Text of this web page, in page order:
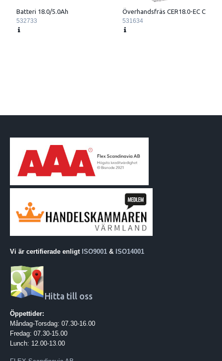
Batteri 18.0/5.0Ah
532733
Överhandsfräs CER18.0-EC C
531634
Vi är certifierade enligt ISO9001 & ISO14001
Hitta till oss
Öppettider:
Måndag-Torsdag: 07.30-16.00
Fredag: 07.30-15.00
Lunch: 12.00-13.00